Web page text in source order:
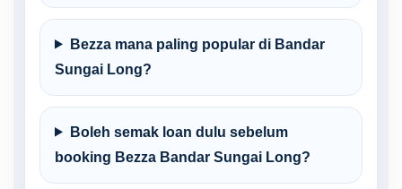
Bezza mana paling popular di Bandar
Sungai Long?
Boleh semak loan dulu sebelum
booking Bezza Bandar Sungai Long?